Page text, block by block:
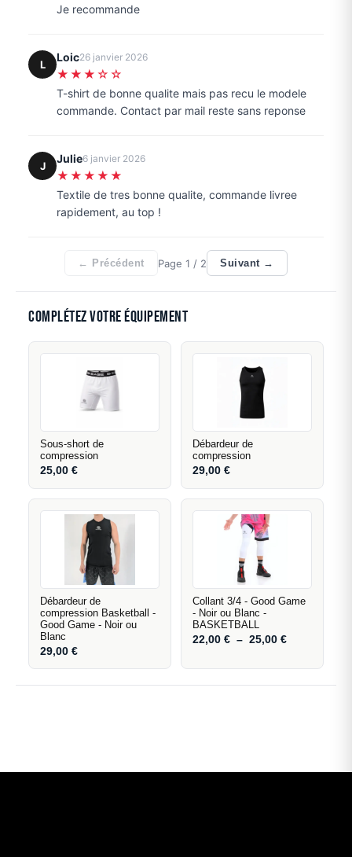
Je recommande
L
Loic26 janvier 2026
★★★☆☆
T-shirt de bonne qualite mais pas recu le modele
commande. Contact par mail reste sans reponse
J
Julie6 janvier 2026
★★★★★
Textile de tres bonne qualite, commande livree
rapidement, au top !
← Précédent Page1 / 2 Suivant →
Complétez votre équipement
Sous-short de
compression
25,00€
Débardeur de
compression
29,00€
Débardeur de
compression Basketball -
Good Game - Noir ou
Blanc
29,00€
Collant 3/4 - Good Game
- Noir ou Blanc -
BASKETBALL
22,00€ – 25,00€